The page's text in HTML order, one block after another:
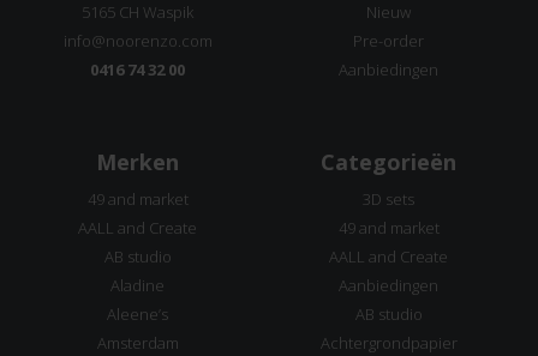
5165 CH Waspik
info@noorenzo.com
0416 74 32 00
Nieuw
Pre-order
Aanbiedingen
Merken
49 and market
AALL and Create
AB studio
Aladine
Aleene’s
Amsterdam
Categorieën
3D sets
49 and market
AALL and Create
Aanbiedingen
AB studio
Achtergrondpapier